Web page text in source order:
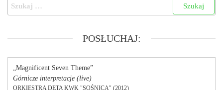
POSŁUCHAJ:
„Magnificent Seven Theme”
Górnicze interpretacje (live)
ORKIESTRA DĘTA KWK "SOŚNICA" (2012)